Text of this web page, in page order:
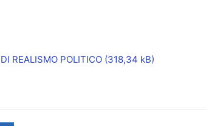
REALISMO POLITICO